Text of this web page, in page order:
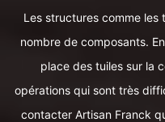
Les structures comme
nombre de composants.
place des tuiles sur la
opérations qui sont très
contacter Artisan Franck